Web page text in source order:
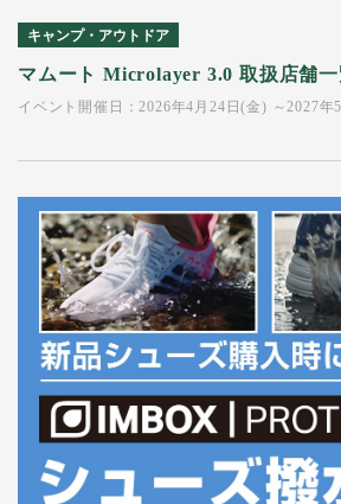
キャンプ・アウトドア
マムート Microlayer 3.0 取扱店舗一
イベント開催日：2026年4月24日(金) ～2027年